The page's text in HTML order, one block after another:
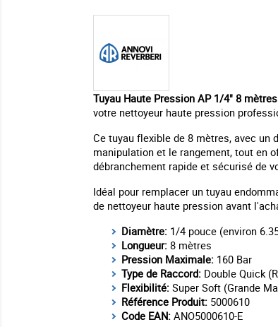
Tuyau Haute Pression AP 1/4" 8
votre nettoyeur haute pression
Ce tuyau flexible de 8 mètres, avec
manipulation et le rangement, tout en
débranchement rapide et sécurisé de
Idéal pour remplacer un tuyau
de nettoyeur haute pression avant
Diamètre: 1/4 pouce (environ
Longueur: 8 mètres
Pression Maximale: 160 Bar
Type de Raccord: Double Quick
Flexibilité: Super Soft (Grande
Référence Produit: 5000610
Code EAN: ANO5000610-E